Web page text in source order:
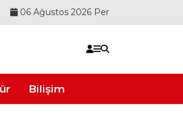
06 Ağustos 2026 Per
Bilişim